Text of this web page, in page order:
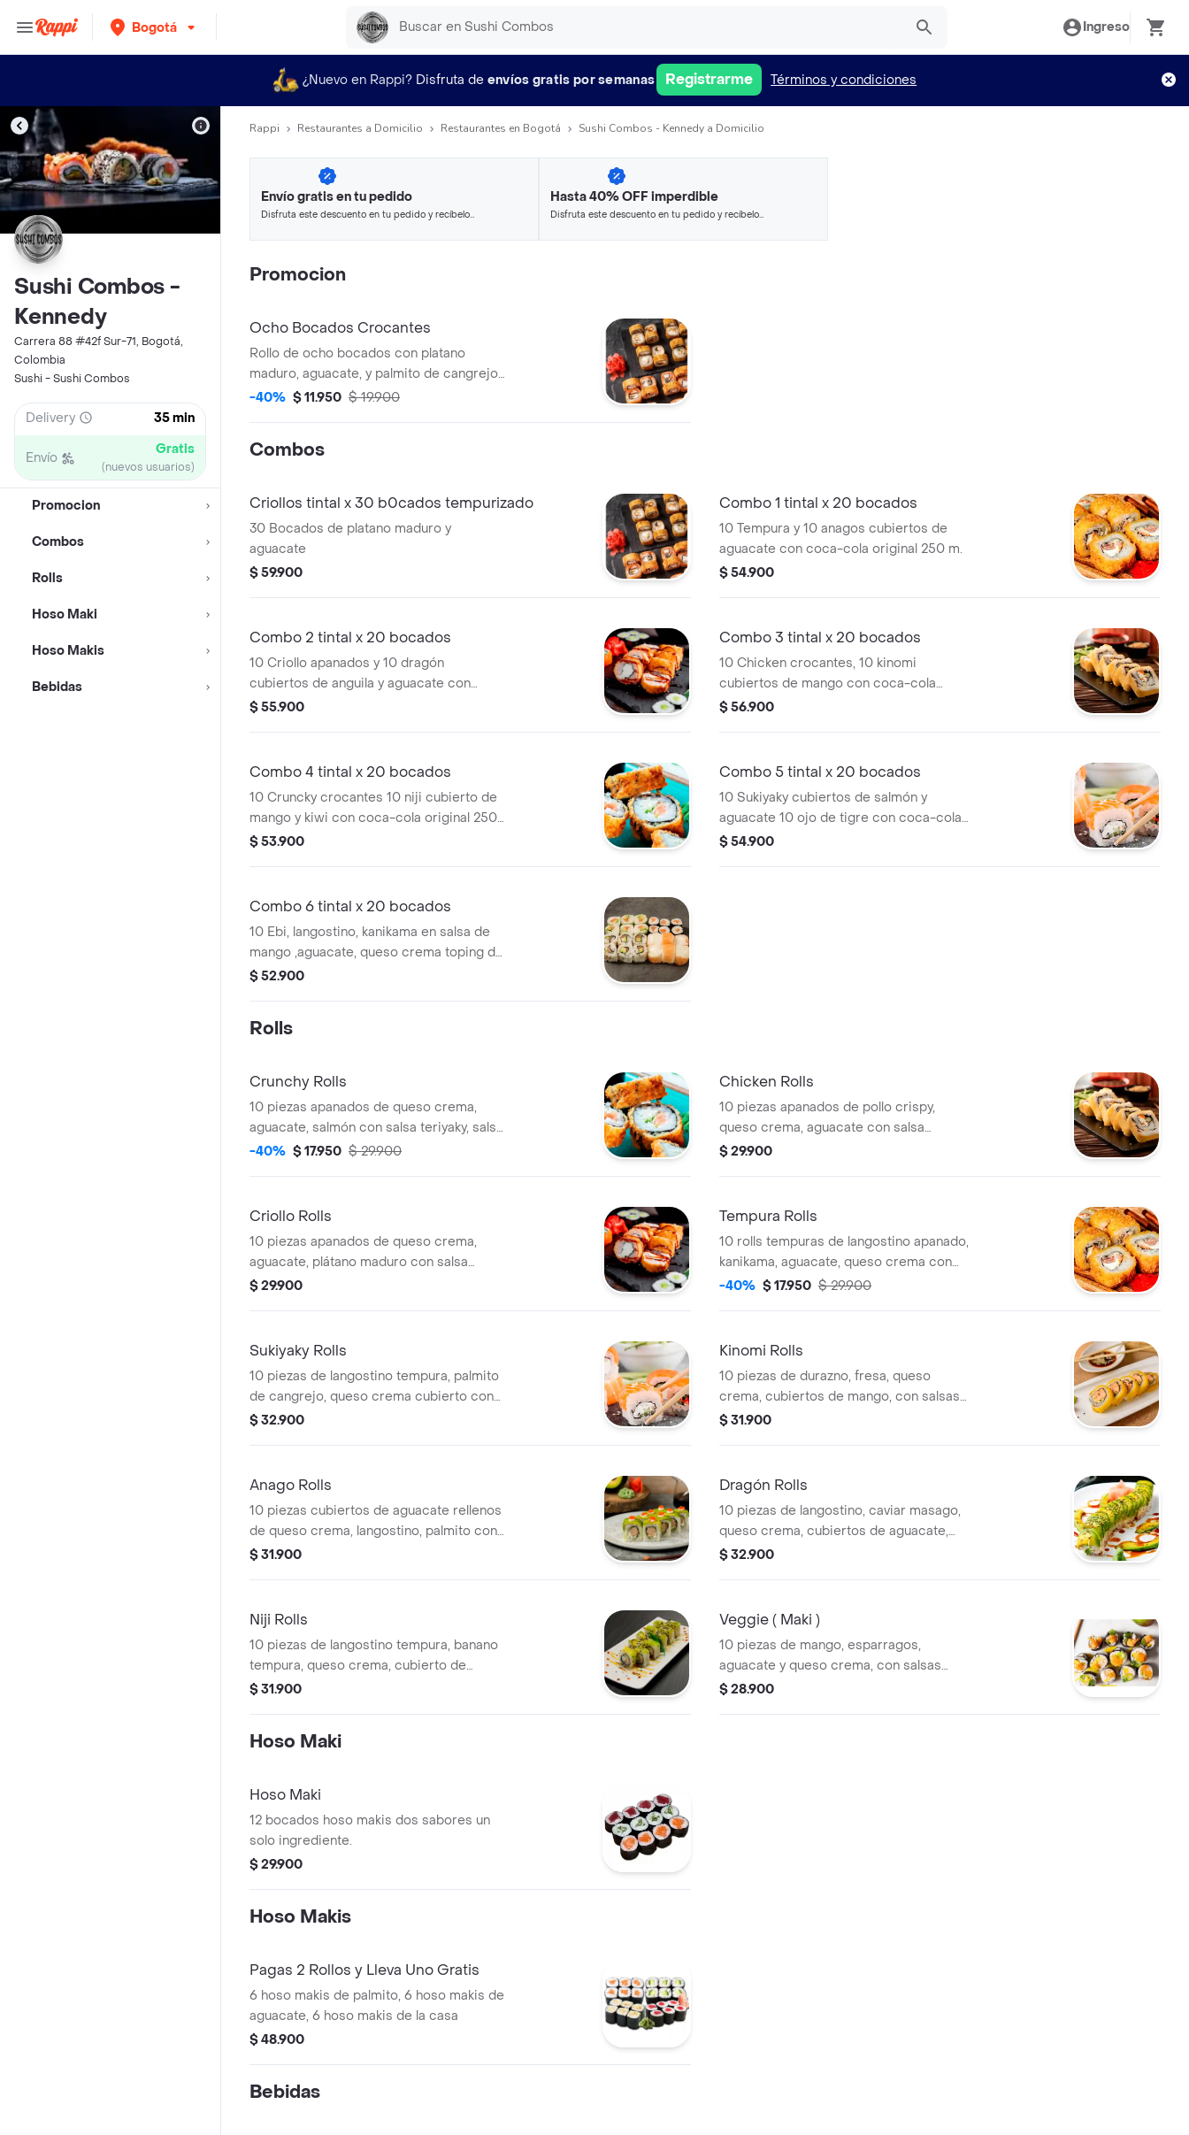
Bogotá Ingreso
¿Nuevo en Rappi? Disfruta de envíos gratis por semanas Registrarme Términos y condiciones
Sushi Combos -
Kennedy
Carrera 88 #42f Sur-71, Bogotá,
Colombia
Sushi - Sushi Combos
Delivery 35 min
Envío Gratis
(nuevos usuarios)
Promocion
Combos
Rolls
Hoso Maki
Hoso Makis
Bebidas
Rappi Restaurantes a Domicilio Restaurantes en Bogotá Sushi Combos - Kennedy a Domicilio
Envío gratis en tu pedido
Disfruta este descuento en tu pedido y recíbelo
Hasta 40% OFF imperdible
Disfruta este descuento en tu pedido y recíbelo
Promocion
Ocho Bocados Crocantes
Rollo de ocho bocados con platano
maduro, aguacate, y palmito de cangrejo,
acompañado de salsa teriyaky
-40% $ 11.950 $ 19.900
Combos
Criollos tintal x 30 b0cados tempurizado
30 Bocados de platano maduro y
aguacate
$ 59.900
Combo 1 tintal x 20 bocados
10 Tempura y 10 anagos cubiertos de
aguacate con coca-cola original 250 m.
$ 54.900
Combo 2 tintal x 20 bocados
10 Criollo apanados y 10 dragón
cubiertos de anguila y aguacate con
coca-cola original 250 ml.
$ 55.900
Combo 3 tintal x 20 bocados
10 Chicken crocantes, 10 kinomi
cubiertos de mango con coca-cola
original 250 ml. .
$ 56.900
Combo 4 tintal x 20 bocados
10 Cruncky crocantes 10 niji cubierto de
mango y kiwi con coca-cola original 250
ml. .
$ 53.900
Combo 5 tintal x 20 bocados
10 Sukiyaky cubiertos de salmón y
aguacate 10 ojo de tigre con coca-cola
original 250 ml.
$ 54.900
Combo 6 tintal x 20 bocados
10 Ebi, langostino, kanikama en salsa de
mango ,aguacate, queso crema toping de
polvo magico 10 mangali, mango,
$ 52.900
Rolls
Crunchy Rolls
10 piezas apanados de queso crema,
aguacate, salmón con salsa teriyaky, salsa
agridulce y fuji, una bebida 250 ml gratis
-40% $ 17.950 $ 29.900
Chicken Rolls
10 piezas apanados de pollo crispy,
queso crema, aguacate con salsa
teriyaky, salsa agridulce y fuji, y una
$ 29.900
Criollo Rolls
10 piezas apanados de queso crema,
aguacate, plátano maduro con salsa
teriyaky, salsa agridulce y fuji, y una
$ 29.900
Tempura Rolls
10 rolls tempuras de langostino apanado,
kanikama, aguacate, queso crema con
salsa teriyaky, salsa agridulce y fuji, y una
-40% $ 17.950 $ 29.900
Sukiyaky Rolls
10 piezas de langostino tempura, palmito
de cangrejo, queso crema cubierto con
salmón, aguacate acompañados de
$ 32.900
Kinomi Rolls
10 piezas de durazno, fresa, queso
crema, cubiertos de mango, con salsas
teriyaky, agridulce y fuji, una bebida 250
$ 31.900
Anago Rolls
10 piezas cubiertos de aguacate rellenos
de queso crema, langostino, palmito con
salsa teriyaky, agridulce y fuji ,una bebida
$ 31.900
Dragón Rolls
10 piezas de langostino, caviar masago,
queso crema, cubiertos de aguacate,
anguila con salsa teriyaki, agridulce y fuji
$ 32.900
Niji Rolls
10 piezas de langostino tempura, banano
tempura, queso crema, cubierto de
mango y kiwi, con salsas teriyaky,
$ 31.900
Veggie ( Maki )
10 piezas de mango, esparragos,
aguacate y queso crema, con salsas
agridulce, teriyaky, fuji, gengibre y una
$ 28.900
Hoso Maki
Hoso Maki
12 bocados hoso makis dos sabores un
solo ingrediente.
$ 29.900
Hoso Makis
Pagas 2 Rollos y Lleva Uno Gratis
6 hoso makis de palmito, 6 hoso makis de
aguacate, 6 hoso makis de la casa
$ 48.900
Bebidas